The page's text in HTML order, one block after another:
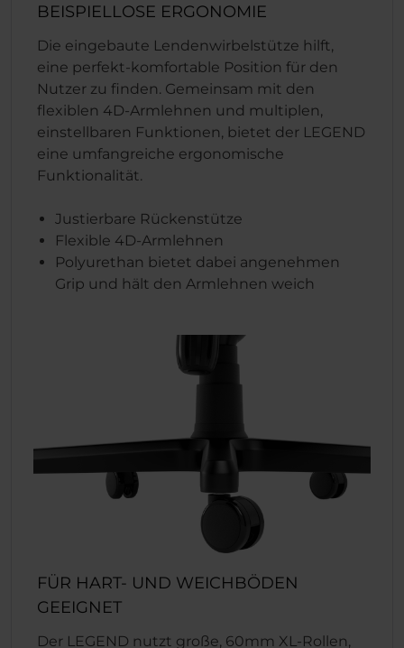
BEISPIELLOSE ERGONOMIE
Die eingebaute Lendenwirbelstütze hilft,
eine perfekt-komfortable Position für den
Nutzer zu finden. Gemeinsam mit den
flexiblen 4D-Armlehnen und multiplen,
einstellbaren Funktionen, bietet der LEGEND
eine umfangreiche ergonomische
Funktionalität.
Justierbare Rückenstütze
Flexible 4D-Armlehnen
Polyurethan bietet dabei angenehmen
Grip und hält den Armlehnen weich
FÜR HART- UND WEICHBÖDEN
GEEIGNET
Der LEGEND nutzt große, 60mm XL-Rollen,